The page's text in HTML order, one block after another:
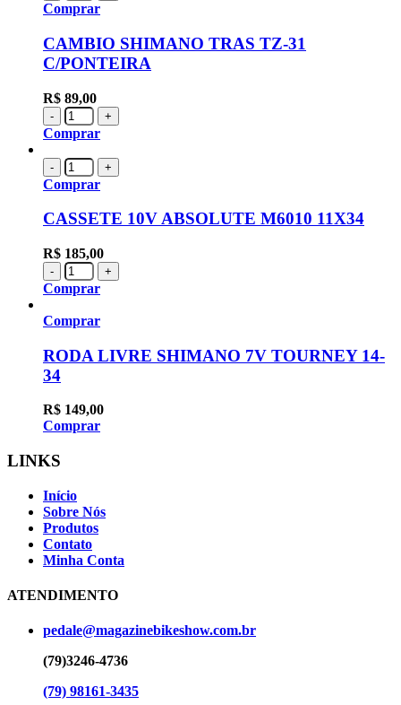
Comprar
CAMBIO SHIMANO TRAS TZ-31
C/PONTEIRA
R$ 89,00
- +
Comprar
- +
Comprar
CASSETE 10V ABSOLUTE M6010 11X34
R$ 185,00
- +
Comprar
Comprar
RODA LIVRE SHIMANO 7V TOURNEY 14-
34
R$ 149,00
Comprar
LINKS
Início
Sobre Nós
Produtos
Contato
Minha Conta
ATENDIMENTO
pedale@magazinebikeshow.com.br
(79)3246-4736
(79) 98161-3435